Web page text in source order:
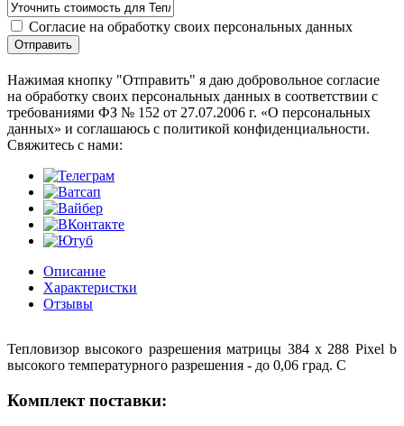
Согласие на обработку своих персональных данных
Отправить
Нажимая кнопку "Отправить" я даю добровольное согласие
на обработку своих персональных данных в соответствии с
требованиями ФЗ № 152 от 27.07.2006 г. «О персональных
данных» и соглашаюсь с политикой конфиденциальности.
Cвяжитесь с нами:
Описание
Характеристки
Отзывы
Тепловизор высокого разрешения матрицы 384 x 288 Pixel b
высокого температурного разрешения - до 0,06 град. С
Комплект поставки: